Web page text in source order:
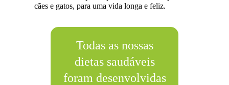
cães e gatos, para uma vida longa e feliz.
Todas as nossas
dietas saudáveis
foram desenvolvidas